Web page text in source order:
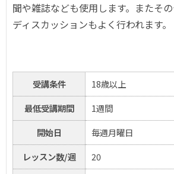
聞や雑誌なども使用します。またそ
ディスカッションもよく行われます。
受講条件
18歳以上
最低受講期間
1週間
開始日
毎週月曜日
レッスン数/週
20